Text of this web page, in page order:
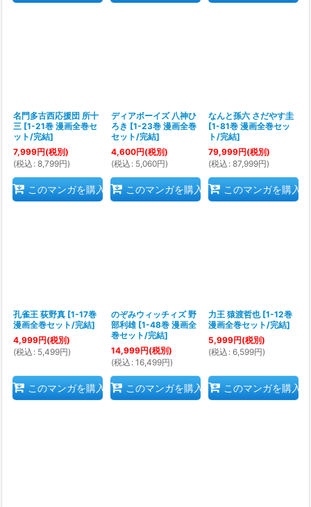
名門多古西応援団 所十
三 [1-21巻 漫画全巻セ
ット/完結]
7,999円(税別)
(税込 : 8,799円)
このマンガを購入
ディアボーイズ 八神ひ
ろき [1-23巻 漫画全巻
セット/完結]
4,600円(税別)
(税込 : 5,060円)
このマンガを購入
なんと孫六 さだやす圭
[1-81巻 漫画全巻セッ
ト/完結]
79,999円(税別)
(税込 : 87,999円)
このマンガを購入
孔雀王 荻野真 [1-17巻
漫画全巻セット/完結]
4,999円(税別)
(税込 : 5,499円)
このマンガを購入
のぞみウィッチィズ 野
部利雄 [1-48巻 漫画全
巻セット/完結]
14,999円(税別)
(税込 : 16,499円)
このマンガを購入
力王 猿渡哲也 [1-12巻
漫画全巻セット/完結]
5,999円(税別)
(税込 : 6,599円)
このマンガを購入